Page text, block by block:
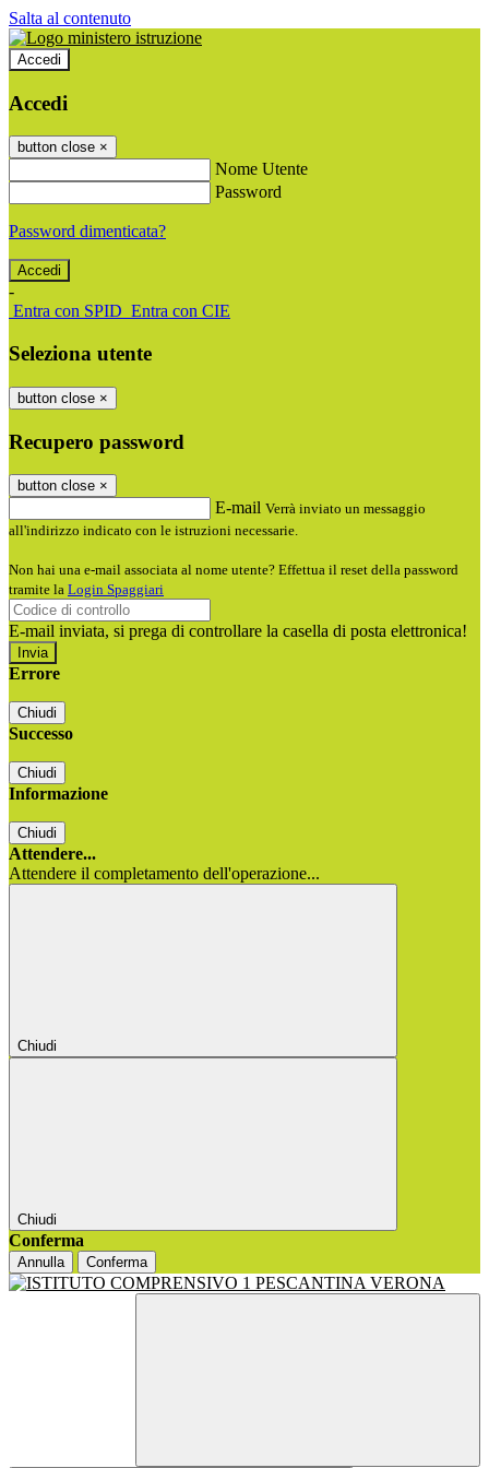
Salta al contenuto
Accedi
Accedi
button close ×
Nome Utente
Password
Password dimenticata?
-
Entra con SPID Entra con CIE
Seleziona utente
button close ×
Recupero password
button close ×
E-mail Verrà inviato un messaggio
all'indirizzo indicato con le istruzioni necessarie.
Non hai una e-mail associata al nome utente? Effettua il reset della password
tramite la Login Spaggiari
E-mail inviata, si prega di controllare la casella di posta elettronica!
Errore
Chiudi
Successo
Chiudi
Informazione
Chiudi
Attendere...
Attendere il completamento dell'operazione...
Chiudi
Chiudi
Conferma
Annulla Conferma